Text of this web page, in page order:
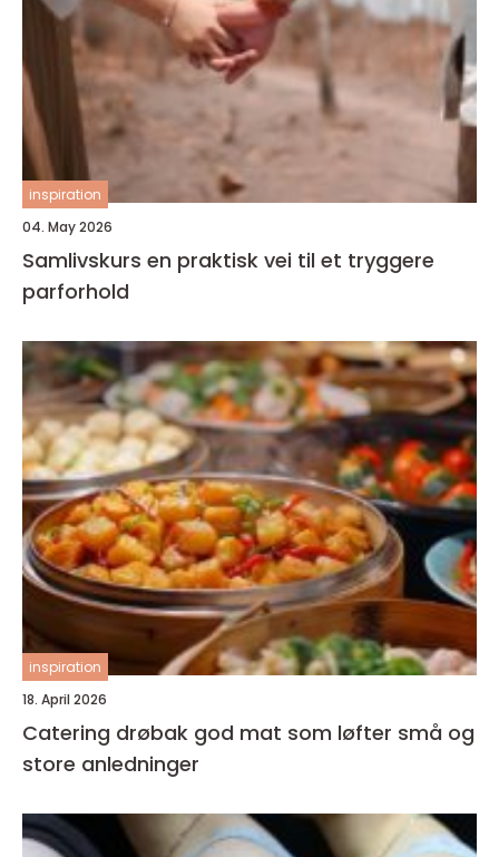
inspiration
04. May 2026
Samlivskurs en praktisk vei til et tryggere
parforhold
inspiration
18. April 2026
Catering drøbak god mat som løfter små og
store anledninger